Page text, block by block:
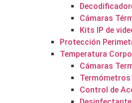
Cámaras
Kits IP de
Protección
Temperatura
Cámaras
Control de